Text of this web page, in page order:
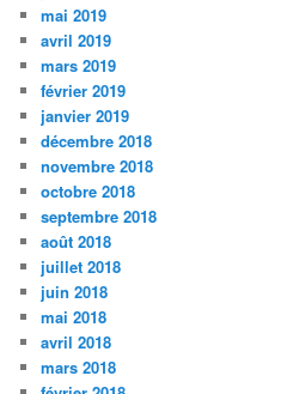
mai 2019
avril 2019
mars 2019
février 2019
janvier 2019
décembre 2018
novembre 2018
octobre 2018
septembre 2018
août 2018
juillet 2018
juin 2018
mai 2018
avril 2018
mars 2018